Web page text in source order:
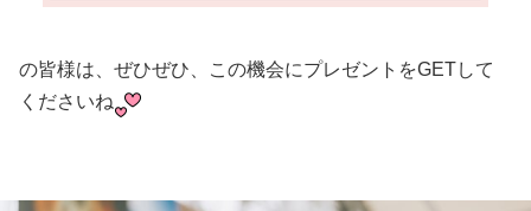
の皆様は、ぜひぜひ、この機会にプレゼントをGETして
くださいね